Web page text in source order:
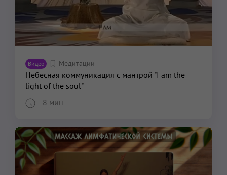
Видео Медитации
Небесная коммуникация с мантрой "I am the
light of the soul"
8 мин